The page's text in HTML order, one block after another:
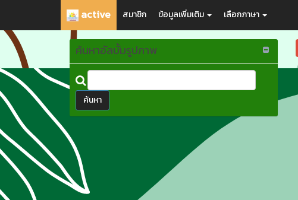
active สมาชิก ข้อมูลเพิ่มเติม เลือกภาษา
ค้นหาอัลบั้มรูปภาพ